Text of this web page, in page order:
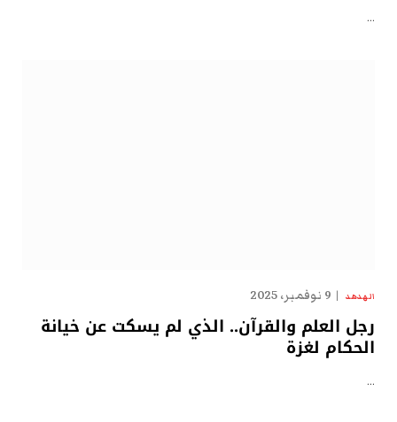
…
الهدهد 9 نوفمبر، 2025
رجل العلم والقرآن.. الذي لم يسكت عن خيانة
الحكام لغزة
…